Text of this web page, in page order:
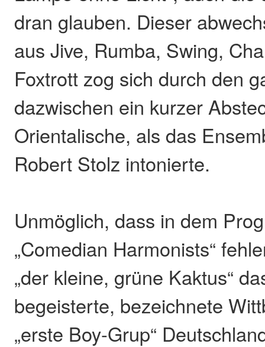
dran glauben. Dieser
aus Jive, Rumba, Swing,
Foxtrott zog sich durch den
dazwischen ein kurzer
Orientalische, als das
Robert Stolz intonierte.
Unmöglich, dass in dem
„Comedian Harmonists“
„der kleine, grüne Kaktus“
begeisterte, bezeichnete
„erste Boy-Grup“